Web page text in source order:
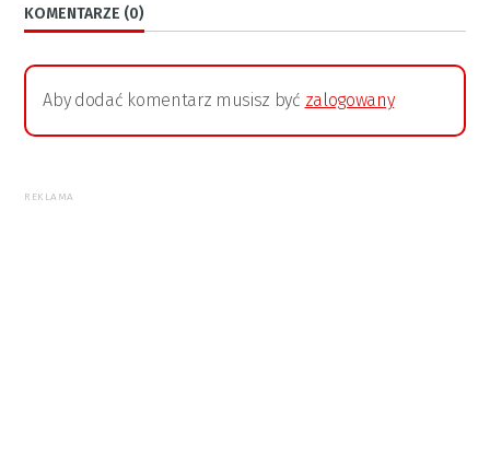
KOMENTARZE (0)
Aby dodać komentarz musisz być zalogowany
REKLAMA